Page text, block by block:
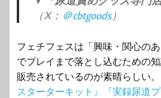
（X： ＠cbtgoods）
フェチフェスは「興味・関心の
でプレイまで落とし込むための
販売されているのが素晴らしい。
スターターキット』『実録尿道